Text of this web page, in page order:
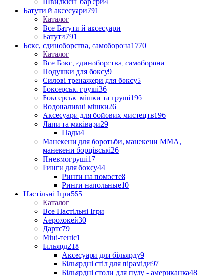
Швидкісні бар'єри4
Батути й аксесуари791
Каталог
Все Батути й аксесуари
Батути791
Бокс, єдиноборства, самоборона1770
Каталог
Все Бокс, єдиноборства, самоборона
Подушки для боксу9
Силові тренажери для боксу5
Боксерські груші36
Боксерські мішки та груші196
Водоналивні мішки26
Аксесуари для бойових мистецтв196
Лапи та маківари29
Пады4
Манекени для боротьби, манекени ММА,
манекени борцівські26
Пневмогруші17
Ринги для боксу44
Ринги на помосте8
Ринги напольные10
Настільні Ігри555
Каталог
Все Настільні Ігри
Аерохокей30
Дартс79
Міні-теніс1
Більярд218
Аксесуари для більярду9
Більярдні стіл для піраміди97
Більярдні столи для пулу - американка48